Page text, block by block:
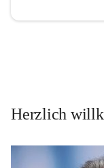
Herzlich